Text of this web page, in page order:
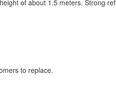
of about 1.5 meters. Strong
to replace.